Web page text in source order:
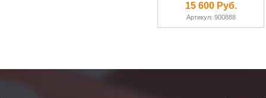
15 600 Руб.
Артикул: 900888